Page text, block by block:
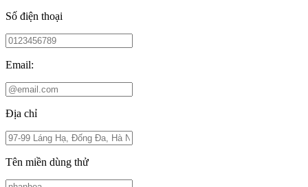
Số điện thoại
Email:
Địa chỉ
Tên miền dùng thử